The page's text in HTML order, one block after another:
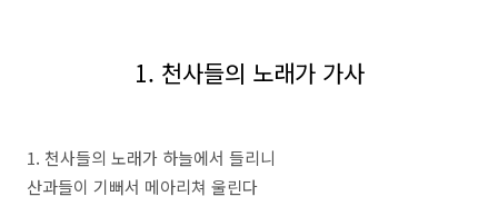
1. 천사들의 노래가 가사
1. 천사들의 노래가 하늘에서 들리니
산과들이 기뻐서 메아리쳐 울린다